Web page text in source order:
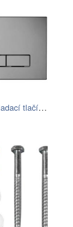
CERANO Ovladací tlačítko WC modulů Lite…